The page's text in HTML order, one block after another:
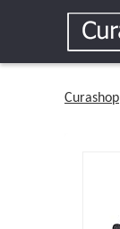
Curashop